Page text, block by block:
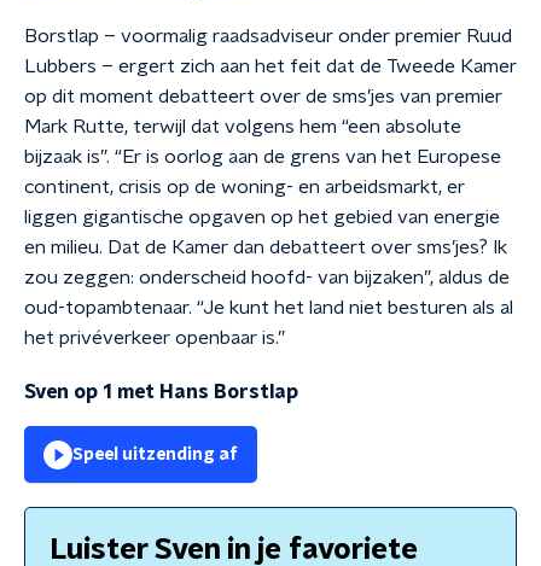
Borstlap – voormalig raadsadviseur onder premier Ruud
Lubbers – ergert zich aan het feit dat de Tweede Kamer
op dit moment debatteert over de sms’jes van premier
Mark Rutte, terwijl dat volgens hem “een absolute
bijzaak is”. “Er is oorlog aan de grens van het Europese
continent, crisis op de woning- en arbeidsmarkt, er
liggen gigantische opgaven op het gebied van energie
en milieu. Dat de Kamer dan debatteert over sms’jes? Ik
zou zeggen: onderscheid hoofd- van bijzaken”, aldus de
oud-topambtenaar. “Je kunt het land niet besturen als al
het privéverkeer openbaar is.”
Sven op 1 met Hans Borstlap
Speel uitzending af
Luister Sven in je favoriete